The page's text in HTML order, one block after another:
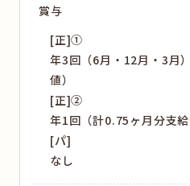
賞与
[正]①
年3回（6月・12月・3
値）
[正]②
年1回（計0.75ヶ月分支給
[パ]
なし